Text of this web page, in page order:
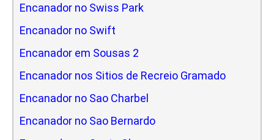
Encanador no Swiss Park
Encanador no Swift
Encanador em Sousas 2
Encanador nos Sitios de Recreio Gramado
Encanador no Sao Charbel
Encanador no Sao Bernardo